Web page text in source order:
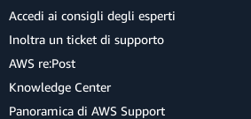
Accedi ai consigli degli esperti
Inoltra un ticket di supporto
AWS re:Post
Knowledge Center
Panoramica di AWS Support